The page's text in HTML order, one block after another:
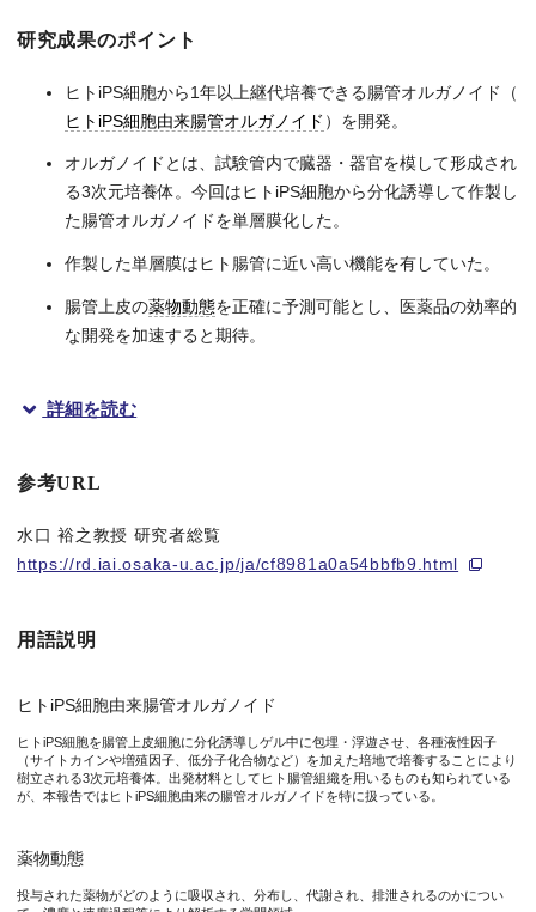
研究成果のポイント
ヒトiPS細胞から1年以上継代培養できる腸管オルガノイド（
ヒトiPS細胞由来腸管オルガノイド ）を開発。
オルガノイドとは、試験管内で臓器・器官を模して形成され
る3次元培養体。今回はヒトiPS細胞から分化誘導して作製し
た腸管オルガノイドを単層膜化した。
作製した単層膜はヒト腸管に近い高い機能を有していた。
腸管上皮の薬物動態を正確に予測可能とし、医薬品の効率的
な開発を加速すると期待。
大阪大学大学院薬学研究科の水口裕之教授（国立研究開発法人
経口投与医薬品は最初に腸管において吸収・代謝・排泄を受け
本研究成果は、科学誌「Stem Cell Research & Therapy」に、2
図1. 本研究の概要
研究の背景と内容
錠剤やカプセル剤として投与される経口医薬品は、腸管（小腸
近年、ヒトiPS細胞から分化誘導される腸管上皮細胞が疾患基礎
詳細を読む
参考URL
水口 裕之教授 研究者総覧
https://rd.iai.osaka-u.ac.jp/ja/cf8981a0a54bbfb9.html
用語説明
ヒトiPS細胞由来腸管オルガノイド
ヒトiPS細胞を腸管上皮細胞に分化誘導しゲル中に包埋・浮遊させ、各種液性因子
（サイトカインや増殖因子、低分子化合物など）を加えた培地で培養することにより
樹立される3次元培養体。出発材料としてヒト腸管組織を用いるものも知られている
が、本報告ではヒトiPS細胞由来の腸管オルガノイドを特に扱っている。
薬物動態
投与された薬物がどのように吸収され、分布し、代謝され、排泄されるのかについ